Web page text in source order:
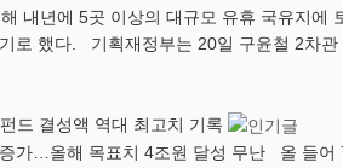
내년에 5곳 이상의 대규모 유휴 국유지
로 했다. 기획재정부는 20일 구윤철 2차
드 결성액 역대 최고치 기록
가…올해 목표치 4조원 달성 무난 올 들